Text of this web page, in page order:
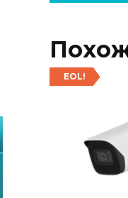
EOL!